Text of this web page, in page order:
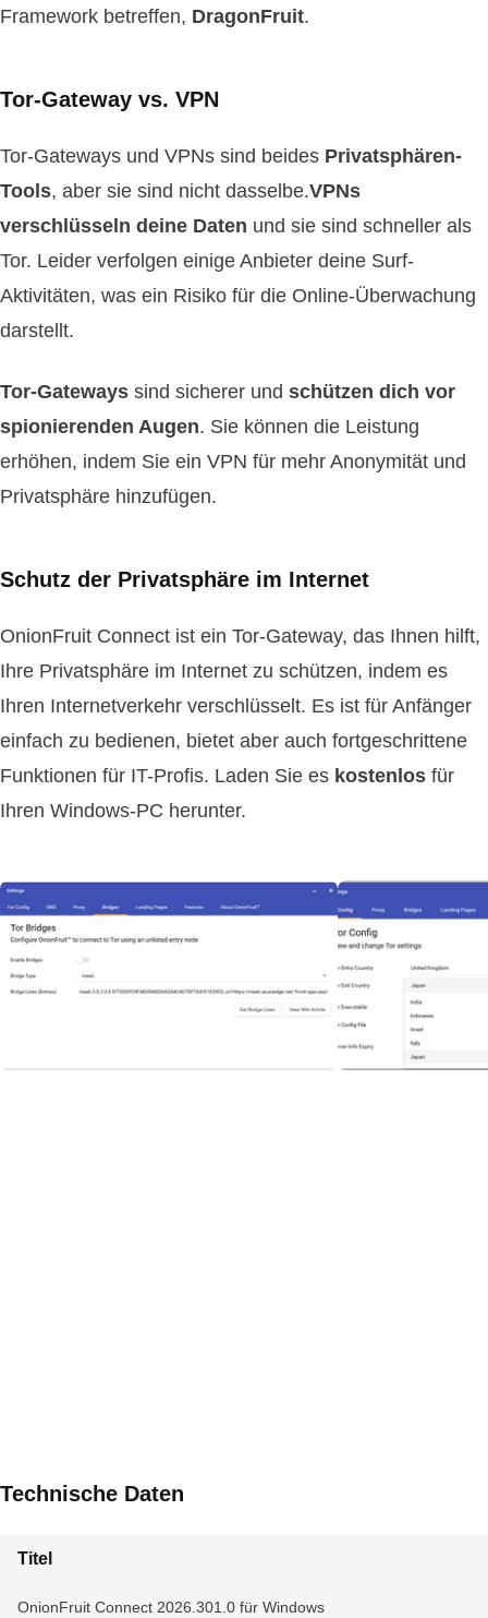
Framework betreffen, DragonFruit.
Tor-Gateway vs. VPN
Tor-Gateways und VPNs sind beides Privatsphären-
Tools, aber sie sind nicht dasselbe.VPNs
verschlüsseln deine Daten und sie sind schneller als
Tor. Leider verfolgen einige Anbieter deine Surf-
Aktivitäten, was ein Risiko für die Online-Überwachung
darstellt.
Tor-Gateways sind sicherer und schützen dich vor
spionierenden Augen. Sie können die Leistung
erhöhen, indem Sie ein VPN für mehr Anonymität und
Privatsphäre hinzufügen.
Schutz der Privatsphäre im Internet
OnionFruit Connect ist ein Tor-Gateway, das Ihnen hilft,
Ihre Privatsphäre im Internet zu schützen, indem es
Ihren Internetverkehr verschlüsselt. Es ist für Anfänger
einfach zu bedienen, bietet aber auch fortgeschrittene
Funktionen für IT-Profis. Laden Sie es kostenlos für
Ihren Windows-PC herunter.
Technische Daten
Titel
OnionFruit Connect 2026.301.0 für Windows